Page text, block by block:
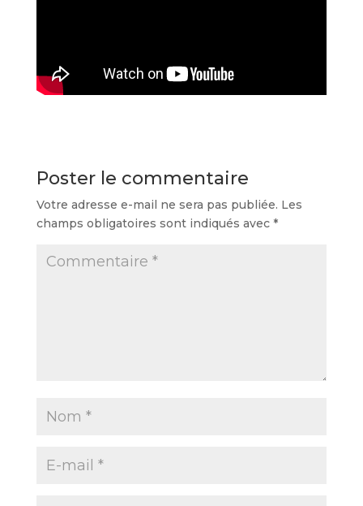
Poster le commentaire
Votre adresse e-mail ne sera pas publiée. Les
champs obligatoires sont indiqués avec *